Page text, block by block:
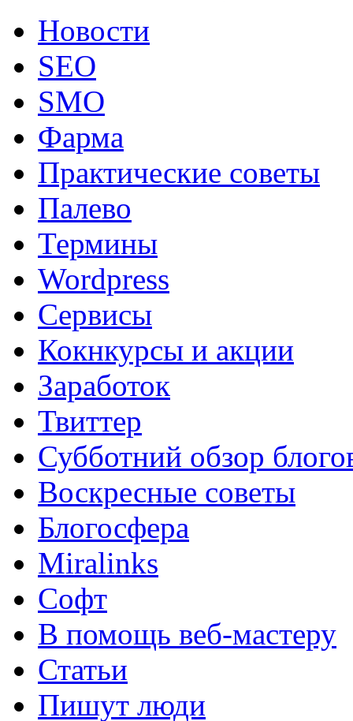
Новости
SEO
SMO
Фарма
Практические советы
Палево
Термины
Wordpress
Сервисы
Кокнкурсы и акции
Заработок
Твиттер
Субботний обзор
Воскресные советы
Блогосфера
Miralinks
Софт
В помощь веб-мастеру
Статьи
Пишут люди